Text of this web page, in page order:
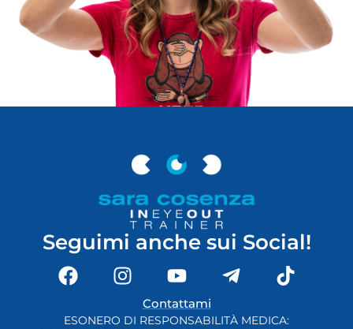
Seguimi anche sui Social!
Contattami
ESONERO DI RESPONSABILITÀ MEDICA: